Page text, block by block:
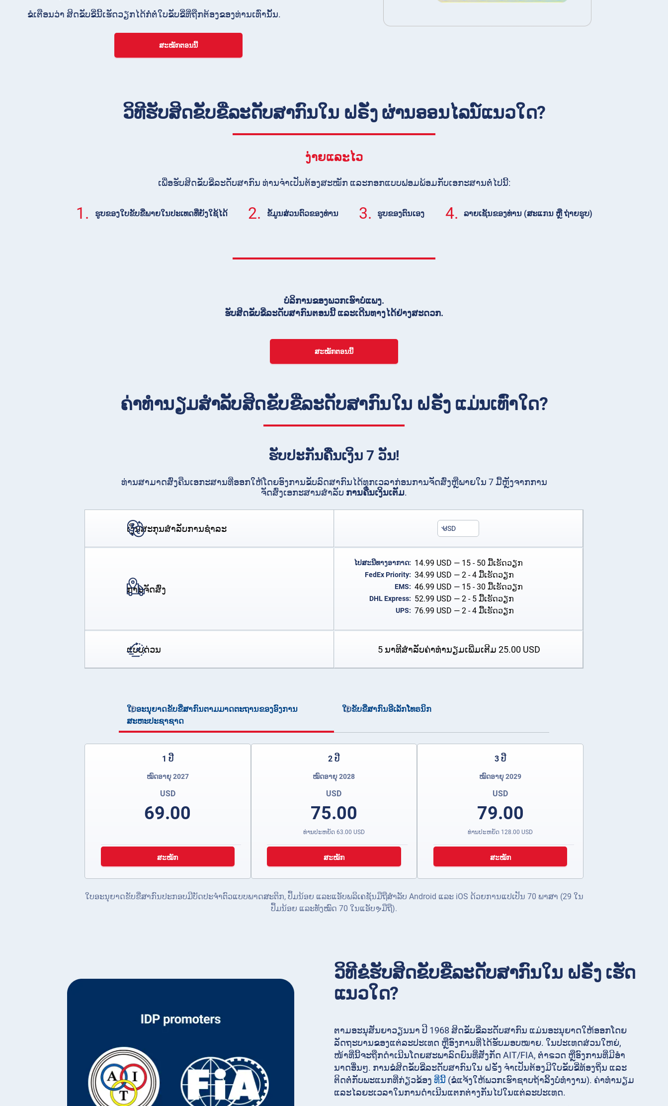
ຂໍເຕືອນວ່າ ສິດຂັບຂີ່ນີ້ເຮັດວຽກໄດ້ກໍ່ຕໍ່ໃບຂັບຂີ່ທີ່ຖືກຕ້ອງຂອງທ່ານເທົ່ານັ້ນ.
ສະໝັກຕອນນີ້
ວິທີຮັບສິດຂັບຂີ່ລະດັບສາກົນໃນ ຝຣັ່ງ ຜ່ານອອນໄລນ໌ແນວໃດ?
ງ່າຍແລະໄວ
ເພື່ອຮັບສິດຂັບຂີ່ລະດັບສາກົນ ທ່ານຈໍາເປັນຕ້ອງສະໝັກ ແລະກອກແບບຟອມພ້ອມກັບເອກະສານຕໍ່ໄປນີ້:
1. ຮູບຂອງໃບຂັບຂີ່ພາຍໃນປະເທດທີ່ຍັງໃຊ້ໄດ້ 2. ຂໍ້ມູນສ່ວນຕົວຂອງທ່ານ 3. ຮູບຂອງຕົນເອງ 4. ລາຍເຊັນຂອງທ່ານ (ສະແກນ ຫຼື ຖ່າຍຮູບ)
ບໍລິການຂອງພວກເຮົາບໍ່ແພງ.
ຮັບສິດຂັບຂີ່ລະດັບສາກົນຕອນນີ້ ແລະເດີນທາງໄດ້ຢ່າງສະດວກ.
ສະໝັກຕອນນີ້
ຄ່າທຳນຽມສຳລັບສິດຂັບຂີ່ລະດັບສາກົນໃນ ຝຣັ່ງ ແມ່ນເທົ່າໃດ?
ຮັບປະກັນຄືນເງິນ 7 ວັນ!
ທ່ານສາມາດສົ່ງຄືນເອກະສານທີ່ອອກໃຫ້ໂດຍອົງການຂັບລົດສາກົນໄດ້ທຸກເວລາກ່ອນການຈັດສົ່ງຫຼືພາຍໃນ 7 ມື້ຫຼັງຈາກການ
ຈັດສົ່ງເອກະສານສໍາລັບ ການຄືນເງິນເຕັມ.
ເງິນສະກຸນສໍາລັບການຊໍາລະ USD
ການຈັດສົ່ງ
ໄປສະນີທາງອາກາດ: 14.99 USD — 15 - 50 ມື້ເຮັດວຽກ
FedEx Priority: 34.99 USD — 2 - 4 ມື້ເຮັດວຽກ
EMS: 46.99 USD — 15 - 30 ມື້ເຮັດວຽກ
DHL Express: 52.99 USD — 2 - 5 ມື້ເຮັດວຽກ
UPS: 76.99 USD — 2 - 4 ມື້ເຮັດວຽກ
ແບບດ່ວນ 5 ນາທີສໍາລັບຄ່າທໍານຽມເພີ່ມເຕີມ 25.00 USD
ໃບອະນຸຍາດຂັບຂີ່ສາກົນຕາມມາດຕະຖານຂອງອົງການ
ສະຫະປະຊາຊາດ
ໃບຂັບຂີ່ສາກົນອີເລັກໂທຣນິກ
1 ປີ
ໝົດອາຍຸ 2027
USD
69.00
ສະໝັກ
2 ປີ
ໝົດອາຍຸ 2028
USD
75.00
ທ່ານປະຫຍັດ 63.00 USD
ສະໝັກ
3 ປີ
ໝົດອາຍຸ 2029
USD
79.00
ທ່ານປະຫຍັດ 128.00 USD
ສະໝັກ
ໃບອະນຸຍາດຂັບຂີ່ສາກົນປະກອບມີບັດປະຈໍາຕົວແບບພາດສະຕິກ, ປຶ້ມນ້ອຍ ແລະແອັບພລິເຄຊັນມືຖືສໍາລັບ Android ແລະ iOS ດ້ວຍການແປເປັນ 70 ພາສາ (29 ໃນ
ປຶ້ມນ້ອຍ ແລະທັງໝົດ 70 ໃນແອັບຯມືຖື).
ວິທີຂໍຮັບສິດຂັບຂີ່ລະດັບສາກົນໃນ ຝຣັ່ງ ເຮັດ
ແນວໃດ?
ຕາມອະນຸສັນຍາວຽນນາ ປີ 1968 ສິດຂັບຂີ່ລະດັບສາກົນ ແມ່ນອະນຸຍາດໃຫ້ອອກໂດຍ
ລັດຖະບານຂອງແຕ່ລະປະເທດ ຫຼືອົງການທີ່ໄດ້ຮັບມອບໝາຍ. ໃນປະເທດສ່ວນໃຫຍ່,
ໜ້າທີ່ນີ້ຈະຖືກດໍາເນີນໂດຍສະພາລົດຍົນທີ່ສັງກັດ AIT/FIA, ຕໍາຣວດ ຫຼືອົງການທີ່ມີອໍາ
ນາດອື່ນໆ. ການຂໍສິດຂັບຂີ່ລະດັບສາກົນໃນ ຝຣັ່ງ ຈໍາເປັນຕ້ອງມີໃບຂັບຂີ່ທ້ອງຖິ່ນ ແລະ
ຕິດຕໍ່ກັບພະແນກທີ່ກ່ຽວຂ້ອງ ທີ່ນີ້ (ຂໍແຈ້ງໃຫ້ພວກເຮົາຊາບຖ້າລິ້ງບໍ່ທໍາງານ). ຄ່າທໍານຽມ
ແລະໄລຍະເວລາໃນການດໍາເນີນແຕກຕ່າງກັນໄປໃນແຕ່ລະປະເທດ.